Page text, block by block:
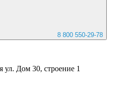
8 800 550-29-78
ул. Дом 30, строение 1